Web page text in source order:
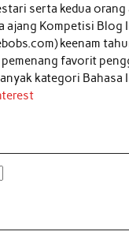
serta kedua orang
ajang Kompetisi
keenam
pemenang favorit
kategori Bahasa